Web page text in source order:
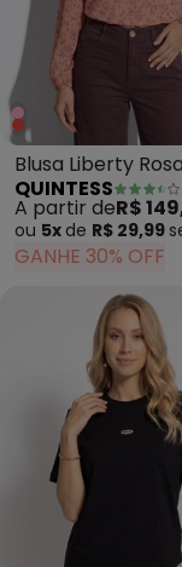
Blusa Liberty
Crepe Plano
QUINTESS
A partir deR$
ou 5x de R$ 29,99
GANHE 30% OFF